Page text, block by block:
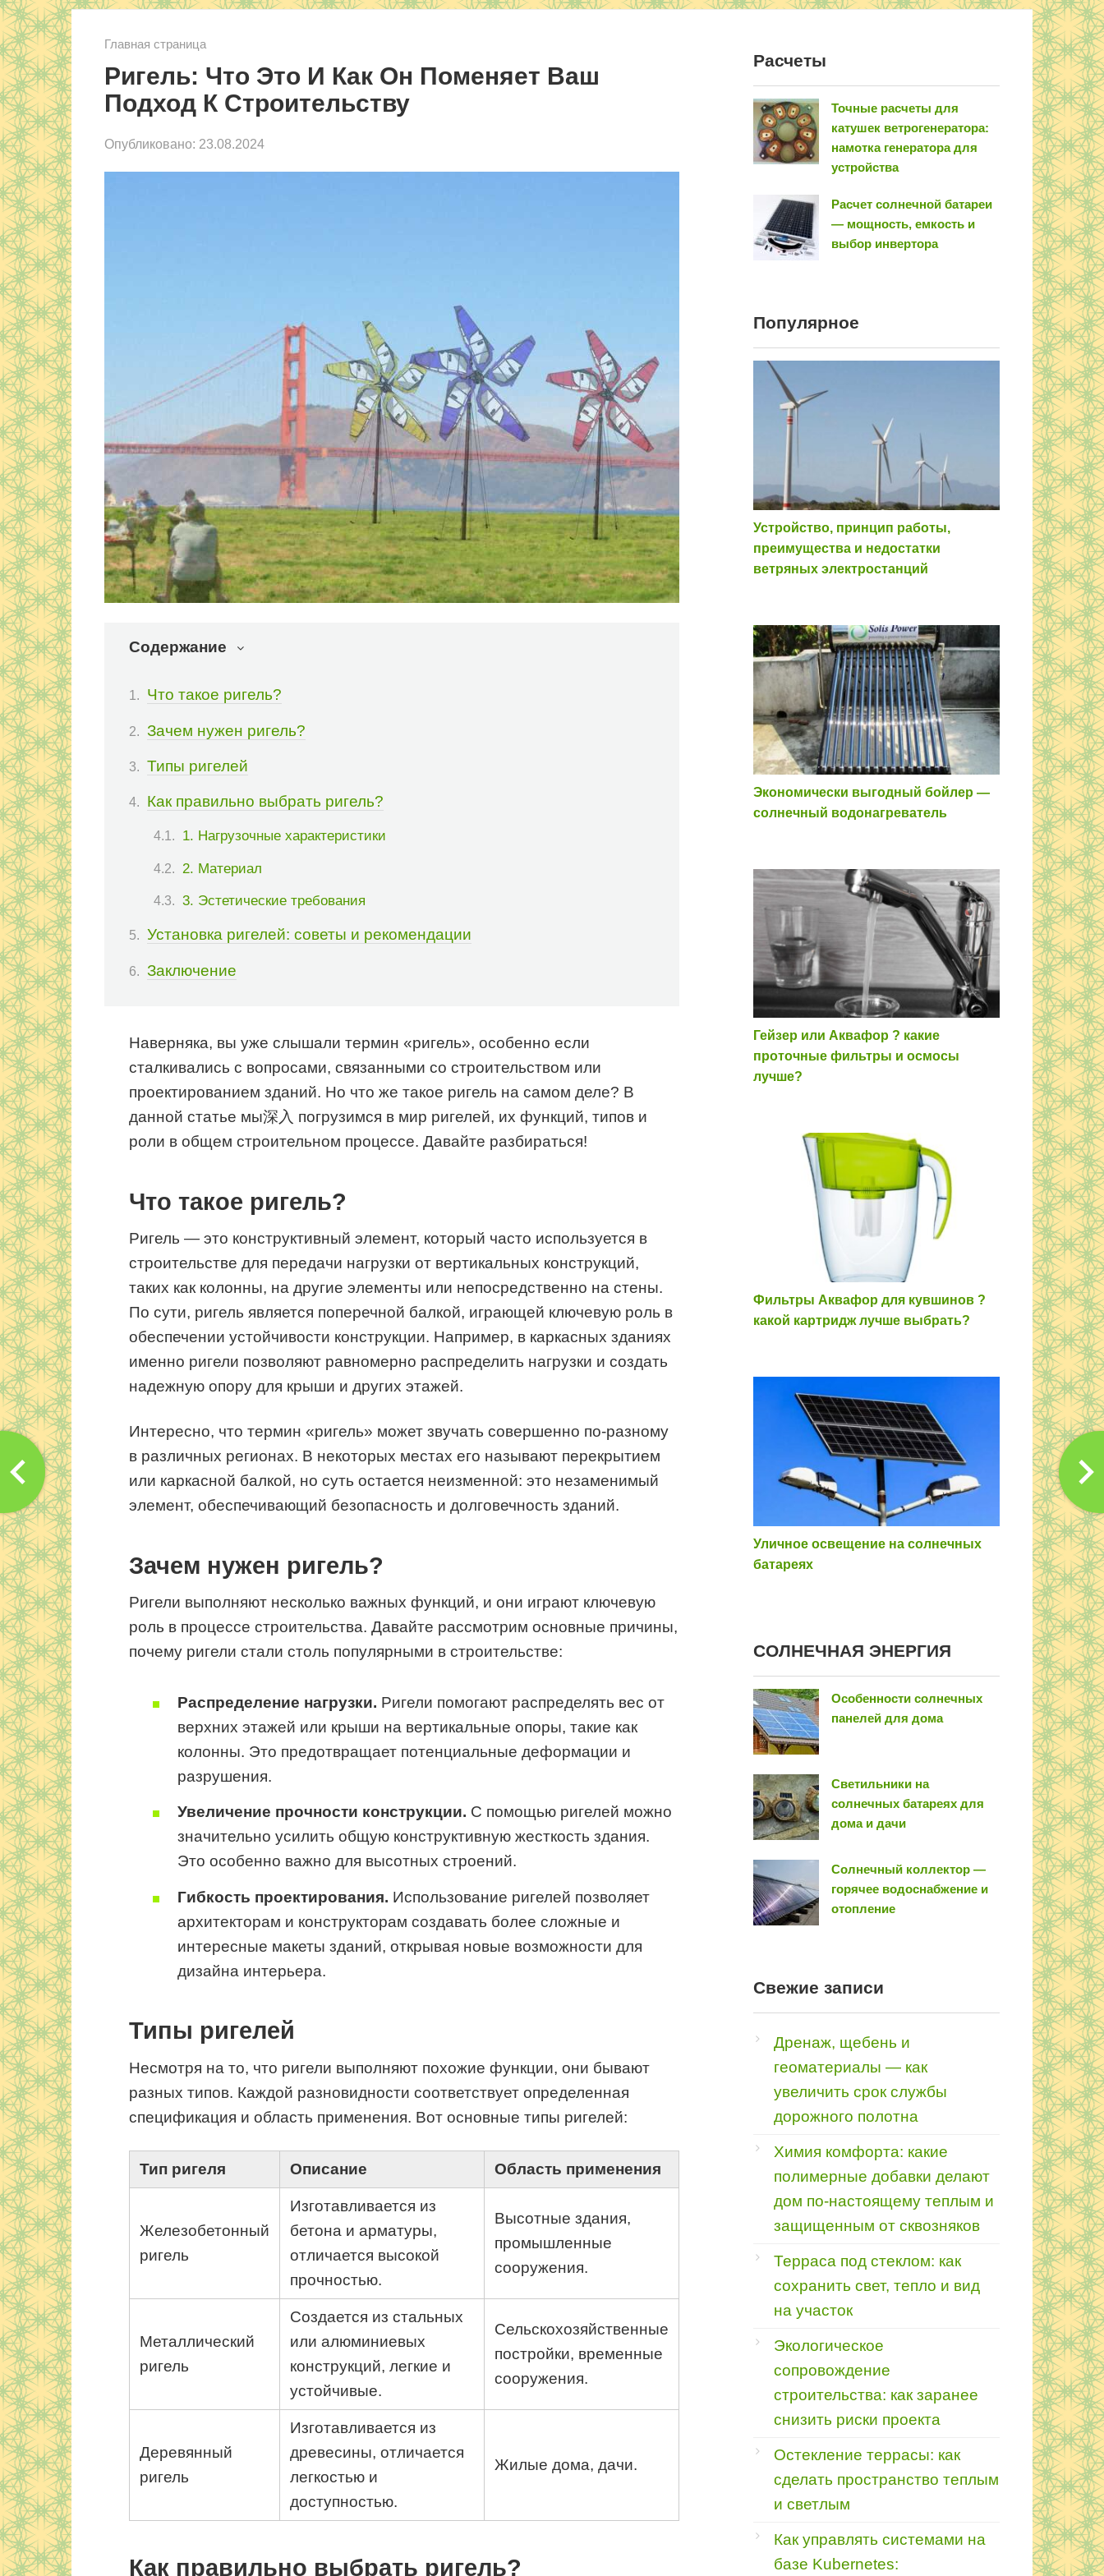
Главная страница
Ригель: Что Это И Как Он Поменяет Ваш
Подход К Строительству
Опубликовано: 23.08.2024
Содержание
Что такое ригель?
Зачем нужен ригель?
Типы ригелей
Как правильно выбрать ригель?
1. Нагрузочные характеристики
2. Материал
3. Эстетические требования
Установка ригелей: советы и рекомендации
Заключение
Наверняка, вы уже слышали термин «ригель», особенно если
сталкивались с вопросами, связанными со строительством или
проектированием зданий. Но что же такое ригель на самом деле? В
данной статье мы深入 погрузимся в мир ригелей, их функций, типов и
роли в общем строительном процессе. Давайте разбираться!
Что такое ригель?
Ригель — это конструктивный элемент, который часто используется в
строительстве для передачи нагрузки от вертикальных конструкций,
таких как колонны, на другие элементы или непосредственно на стены.
По сути, ригель является поперечной балкой, играющей ключевую роль в
обеспечении устойчивости конструкции. Например, в каркасных зданиях
именно ригели позволяют равномерно распределить нагрузки и создать
надежную опору для крыши и других этажей.
Интересно, что термин «ригель» может звучать совершенно по-разному
в различных регионах. В некоторых местах его называют перекрытием
или каркасной балкой, но суть остается неизменной: это незаменимый
элемент, обеспечивающий безопасность и долговечность зданий.
Зачем нужен ригель?
Ригели выполняют несколько важных функций, и они играют ключевую
роль в процессе строительства. Давайте рассмотрим основные причины,
почему ригели стали столь популярными в строительстве:
Распределение нагрузки. Ригели помогают распределять вес от
верхних этажей или крыши на вертикальные опоры, такие как
колонны. Это предотвращает потенциальные деформации и
разрушения.
Увеличение прочности конструкции. С помощью ригелей можно
значительно усилить общую конструктивную жесткость здания.
Это особенно важно для высотных строений.
Гибкость проектирования. Использование ригелей позволяет
архитекторам и конструкторам создавать более сложные и
интересные макеты зданий, открывая новые возможности для
дизайна интерьера.
Типы ригелей
Несмотря на то, что ригели выполняют похожие функции, они бывают
разных типов. Каждой разновидности соответствует определенная
спецификация и область применения. Вот основные типы ригелей:
Тип ригеля Описание Область применения
Железобетонный
ригель
Изготавливается из
бетона и арматуры,
отличается высокой
прочностью.
Высотные здания,
промышленные
сооружения.
Металлический
ригель
Создается из стальных
или алюминиевых
конструкций, легкие и
устойчивые.
Сельскохозяйственные
постройки, временные
сооружения.
Деревянный
ригель
Изготавливается из
древесины, отличается
легкостью и
доступностью.
Жилые дома, дачи.
Как правильно выбрать ригель?
Расчеты
Точные расчеты для
катушек ветрогенератора:
намотка генератора для
устройства
Расчет солнечной батареи
— мощность, емкость и
выбор инвертора
Популярное
Устройство, принцип работы,
преимущества и недостатки
ветряных электростанций
Экономически выгодный бойлер —
солнечный водонагреватель
Гейзер или Аквафор ? какие
проточные фильтры и осмосы
лучше?
Фильтры Аквафор для кувшинов ?
какой картридж лучше выбрать?
Уличное освещение на солнечных
батареях
COЛНEЧНAЯ ЭНEPГИЯ
Особенности солнечных
панелей для дома
Светильники на
солнечных батареях для
дома и дачи
Солнечный коллектор —
горячее водоснабжение и
отопление
Свежие записи
Дренаж, щебень и
геоматериалы — как
увеличить срок службы
дорожного полотна
Химия комфорта: какие
полимерные добавки делают
дом по-настоящему теплым и
защищенным от сквозняков
Терраса под стеклом: как
сохранить свет, тепло и вид
на участок
Экологическое
сопровождение
строительства: как заранее
снизить риски проекта
Остекление террасы: как
сделать пространство теплым
и светлым
Как управлять системами на
базе Kubernetes: